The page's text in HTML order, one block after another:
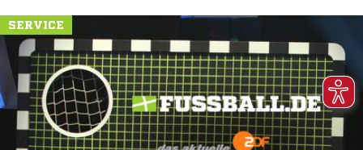
SERVICE